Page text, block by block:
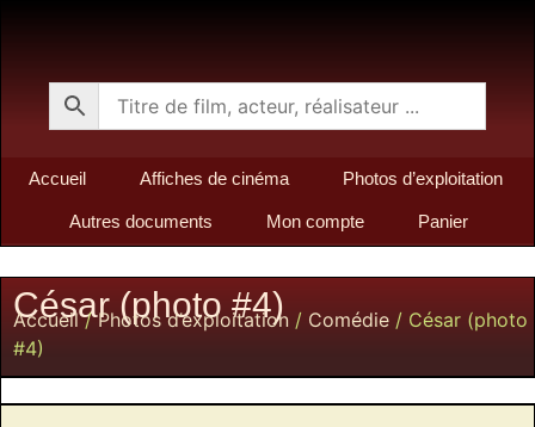
Accueil Affiches de cinéma Photos d’exploitation
Autres documents Mon compte Panier
César (photo #4)
Accueil/Photos d’exploitation / Comédie / César (photo
#4)